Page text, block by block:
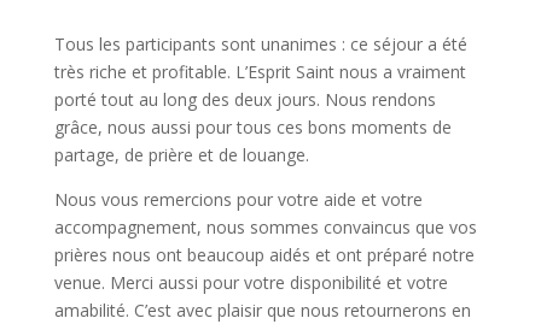
Tous les participants sont unanimes : ce séjour a été
très riche et profitable. L’Esprit Saint nous a vraiment
porté tout au long des deux jours. Nous rendons
grâce, nous aussi pour tous ces bons moments de
partage, de prière et de louange.
Nous vous remercions pour votre aide et votre
accompagnement, nous sommes convaincus que vos
prières nous ont beaucoup aidés et ont préparé notre
venue. Merci aussi pour votre disponibilité et votre
amabilité. C’est avec plaisir que nous retournerons en